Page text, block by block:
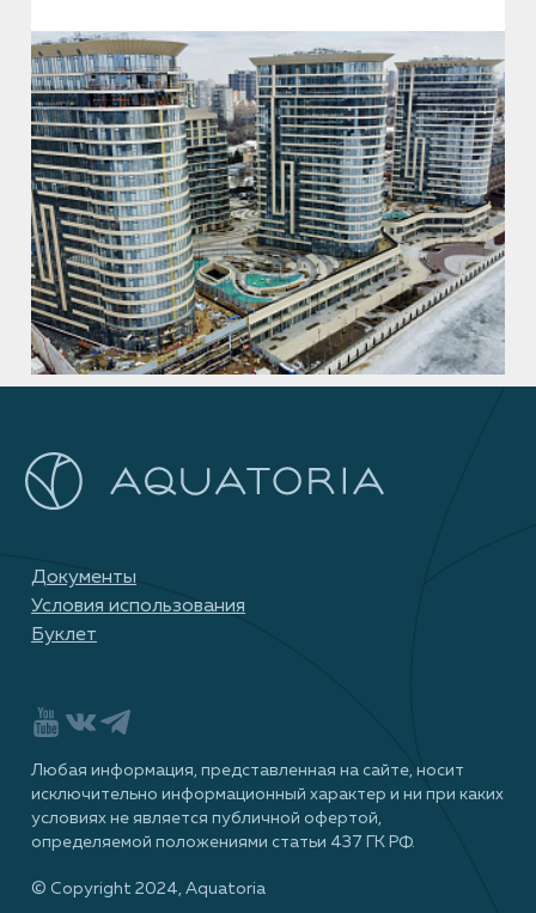
Любая информация, представленная на сайте, носит
исключительно информационный характер и ни при каких
условиях не является публичной офертой,
определяемой положениями статьи 437 ГК РФ.
© Сopyright 2024, Aquatoria
Документы
Условия использования
Буклет